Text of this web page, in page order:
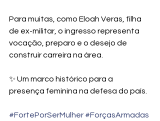
Para muitas, como Eloah Veras, filha
de ex-militar, o ingresso representa
vocação, preparo e o desejo de
construir carreira na área.
✨ Um marco histórico para a
presença feminina na defesa do país.
#FortePorSerMulher #ForçasArmadas